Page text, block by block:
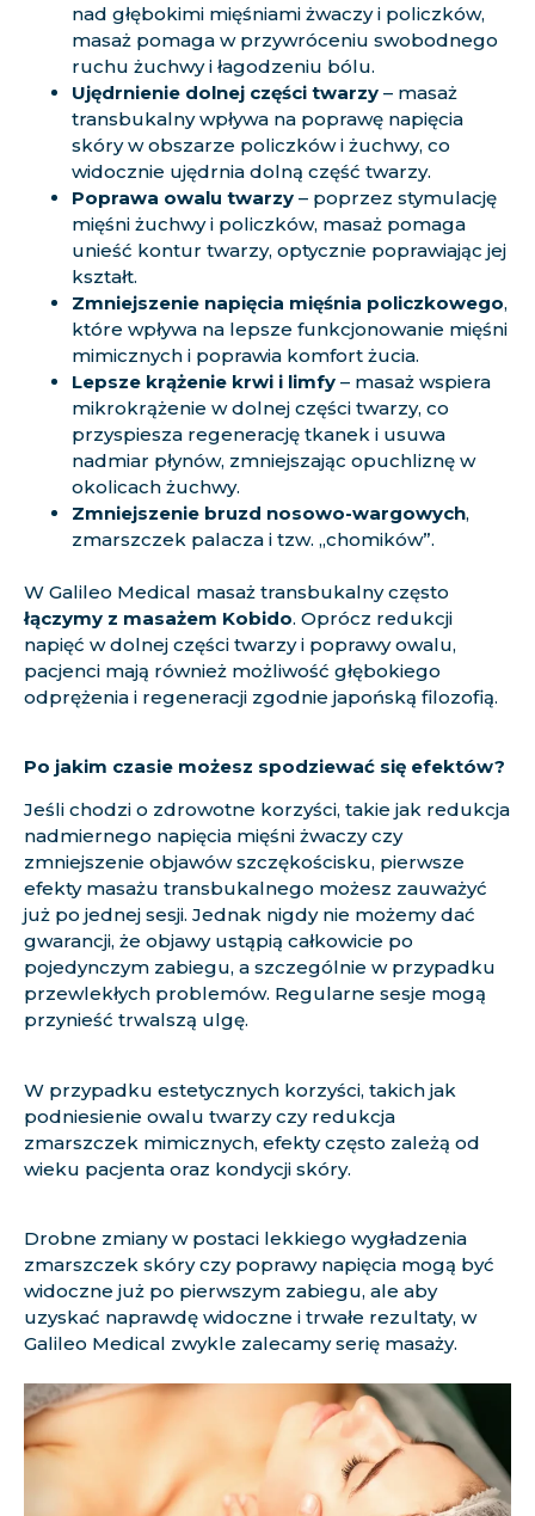
nad głębokimi mięśniami żwaczy i policzków,
masaż pomaga w przywróceniu swobodnego
ruchu żuchwy i łagodzeniu bólu.
Ujędrnienie dolnej części twarzy – masaż
transbukalny wpływa na poprawę napięcia
skóry w obszarze policzków i żuchwy, co
widocznie ujędrnia dolną część twarzy.
Poprawa owalu twarzy – poprzez stymulację
mięśni żuchwy i policzków, masaż pomaga
unieść kontur twarzy, optycznie poprawiając jej
kształt.
Zmniejszenie napięcia mięśnia policzkowego,
które wpływa na lepsze funkcjonowanie mięśni
mimicznych i poprawia komfort żucia.
Lepsze krążenie krwi i limfy – masaż wspiera
mikrokrążenie w dolnej części twarzy, co
przyspiesza regenerację tkanek i usuwa
nadmiar płynów, zmniejszając opuchliznę w
okolicach żuchwy.
Zmniejszenie bruzd nosowo-wargowych,
zmarszczek palacza i tzw. „chomików”.
W Galileo Medical masaż transbukalny często
łączymy z masażem Kobido. Oprócz redukcji
napięć w dolnej części twarzy i poprawy owalu,
pacjenci mają również możliwość głębokiego
odprężenia i regeneracji zgodnie japońską filozofią.
Po jakim czasie możesz spodziewać się efektów?
Jeśli chodzi o zdrowotne korzyści, takie jak redukcja
nadmiernego napięcia mięśni żwaczy czy
zmniejszenie objawów szczękościsku, pierwsze
efekty masażu transbukalnego możesz zauważyć
już po jednej sesji. Jednak nigdy nie możemy dać
gwarancji, że objawy ustąpią całkowicie po
pojedynczym zabiegu, a szczególnie w przypadku
przewlekłych problemów. Regularne sesje mogą
przynieść trwalszą ulgę.
W przypadku estetycznych korzyści, takich jak
podniesienie owalu twarzy czy redukcja
zmarszczek mimicznych, efekty często zależą od
wieku pacjenta oraz kondycji skóry.
Drobne zmiany w postaci lekkiego wygładzenia
zmarszczek skóry czy poprawy napięcia mogą być
widoczne już po pierwszym zabiegu, ale aby
uzyskać naprawdę widoczne i trwałe rezultaty, w
Galileo Medical zwykle zalecamy serię masaży.